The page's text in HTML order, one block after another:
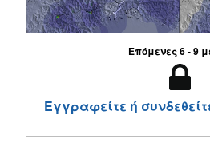
Επόμενες 6 - 9
Εγγραφείτε ή